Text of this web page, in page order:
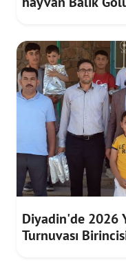
Diyadin'de 2026
Turnuvası